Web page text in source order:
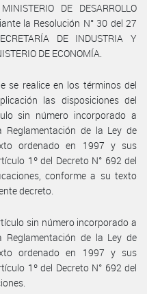
DE DESARROLLO
la Resolución N° 30 del 27
DE INDUSTRIA Y
DE ECONOMÍA.
se realice en los términos del
las disposiciones del
sin número incorporado a
de la Ley de
ordenado en 1997 y sus
1º del Decreto N° 692 del
conforme a su texto
decreto.
sin número incorporado a
de la Ley de
ordenado en 1997 y sus
1º del Decreto N° 692 del